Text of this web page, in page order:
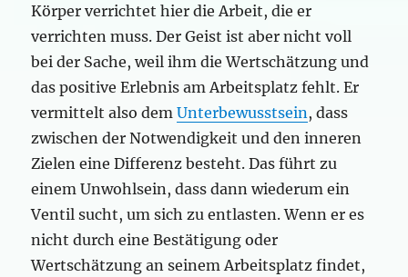
Körper verrichtet hier die Arbeit, die er
verrichten muss. Der Geist ist aber nicht voll
bei der Sache, weil ihm die Wertschätzung und
das positive Erlebnis am Arbeitsplatz fehlt. Er
vermittelt also demUnterbewusstsein , dass
zwischen der Notwendigkeit und den inneren
Zielen eine Differenz besteht. Das führt zu
einem Unwohlsein, dass dann wiederum ein
Ventil sucht, um sich zu entlasten. Wenn er es
nicht durch eine Bestätigung oder
Wertschätzung an seinem Arbeitsplatz findet,